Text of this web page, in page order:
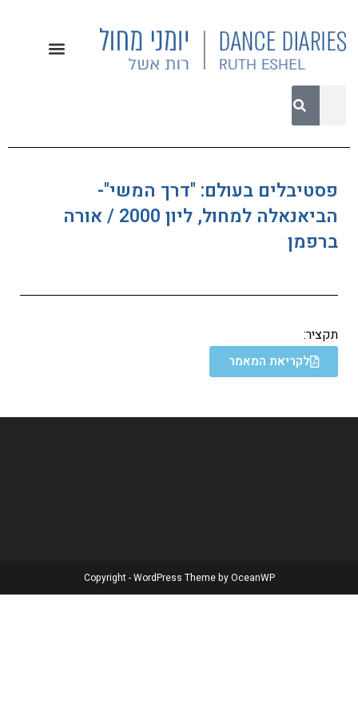
פסטיבלים בעולם: "דרך המשי"-
הביאנאלה למחול, ליון 2000 / אורה
ברפמן
תקציר:
לקריאת המאמר
Copyright - WordPress Theme by OceanWP